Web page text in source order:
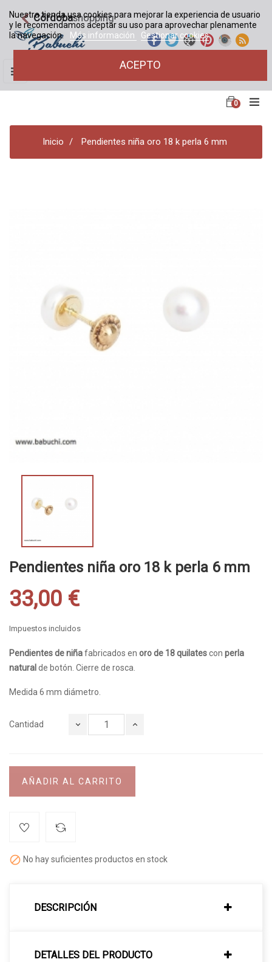
Córdobashopping
Nuestra tienda usa cookies para mejorar la experiencia de usuario
y le recomendamos aceptar su uso para aprovechar plenamente
la navegación.
Más información Gestionar cookies
ACEPTO
Navegación
de
palanca
☰
0
Inicio Pendientes niña oro 18 k perla 6 mm
Pendientes niña oro 18 k perla 6 mm
33,00 €
Impuestos incluidos
Pendientes de niñafabricados en oro de 18 quilatescon perla
natural de botón. Cierre de rosca.
Medida 6 mm diámetro.
Cantidad
AÑADIR AL CARRITO
 No hay suficientes productos en stock
DESCRIPCIÓN
DETALLES DEL PRODUCTO